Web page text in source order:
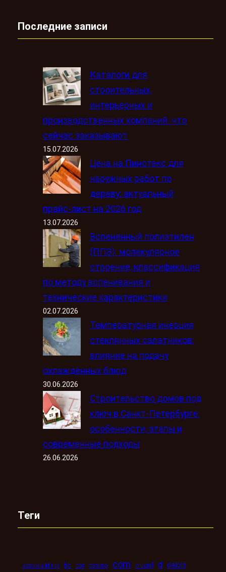
Последние записи
Каталоги для
строительных,
интерьерных и
производственных компаний: что
сейчас заказывают
15.07.2026
Цена на Пинотекс для
наружных работ по
дереву: актуальный
прайс-лист на 2026 год
13.07.2026
Вспененный полиэтилен
(ППЭ): молекулярное
строение, классификация
по методу вспенивания и
технические характеристики
02.07.2026
Температурная инерция
стеклянных салатников:
влияние на подачу
охлаждённых блюд
30.06.2026
Строительство домов под
ключ в Санкт-Петербурге:
особенности, этапы и
современные подходы
26.06.2026
Теги
astronbuildings bb car casino com crucial d daichi